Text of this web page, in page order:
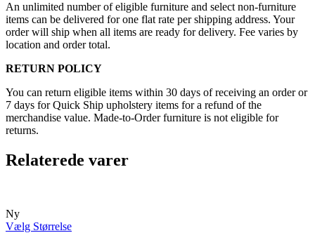
An unlimited number of eligible furniture and select non-furniture
items can be delivered for one flat rate per shipping address. Your
order will ship when all items are ready for delivery. Fee varies by
location and order total.
RETURN POLICY
You can return eligible items within 30 days of receiving an order or
7 days for Quick Ship upholstery items for a refund of the
merchandise value. Made-to-Order furniture is not eligible for
returns.
Relaterede varer
Ny
Vælg Størrelse